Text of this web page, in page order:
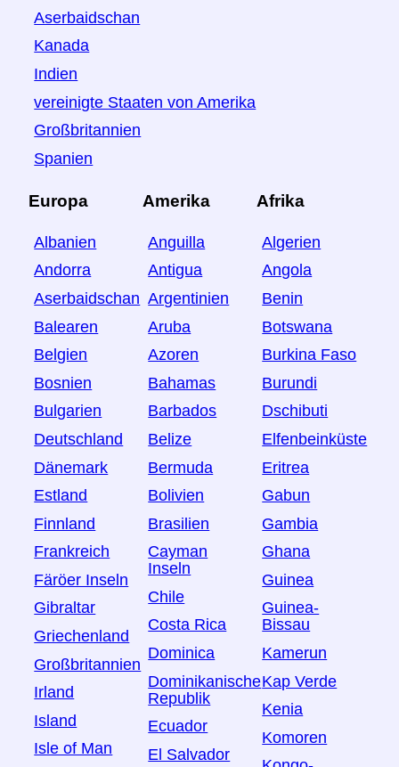
Aserbaidschan
Kanada
Indien
vereinigte Staaten von Amerika
Großbritannien
Spanien
Europa
Albanien
Andorra
Aserbaidschan
Balearen
Belgien
Bosnien
Bulgarien
Deutschland
Dänemark
Estland
Finnland
Frankreich
Färöer Inseln
Gibraltar
Griechenland
Großbritannien
Irland
Island
Isle of Man
Amerika
Anguilla
Antigua
Argentinien
Aruba
Azoren
Bahamas
Barbados
Belize
Bermuda
Bolivien
Brasilien
Cayman
Inseln
Chile
Costa Rica
Dominica
Dominikanische
Republik
Ecuador
El Salvador
Afrika
Algerien
Angola
Benin
Botswana
Burkina Faso
Burundi
Dschibuti
Elfenbeinküste
Eritrea
Gabun
Gambia
Ghana
Guinea
Guinea-
Bissau
Kamerun
Kap Verde
Kenia
Komoren